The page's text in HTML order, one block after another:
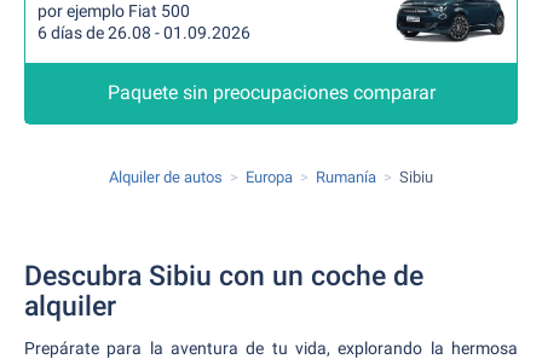
por ejemplo Fiat 500
6 días de 26.08 - 01.09.2026
Paquete sin preocupaciones comparar
Alquiler de autos Europa Rumanía Sibiu
Descubra Sibiu con un coche de
alquiler
Prepárate para la aventura de tu vida, explorando la hermosa